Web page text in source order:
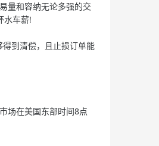
量和容纳无论多强的交
水车薪!
到清偿，且止损订单能
场在美国东部时间8点